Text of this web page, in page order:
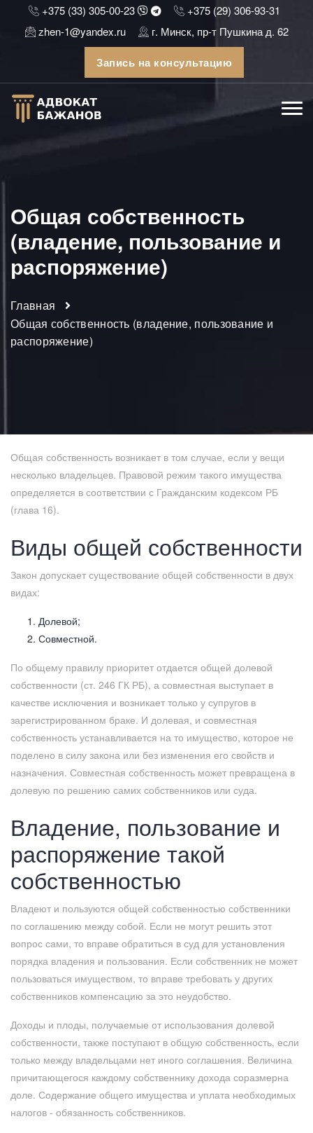
+375 (33) 305-00-23
+375 (29) 306-93-31
zhen-1@yandex.ru
г. Минск, пр-т Пушкина д. 62
Запись на консультацию
Общая собственность
(владение, пользование и
распоряжение)
Главная
Общая собственность (владение, пользование и
распоряжение)
Общая собственность возникает в том случае, если у вещи
несколько владельцев. Правовой режим такого имущества
определяется в соответствии с Гражданским кодексом РБ
(глава 16).
Виды общей собственности
Закон допускает существование общей собственности в двух
видах:
Долевой;
Совместной.
По общему правилу приоритет отдается общей долевой
собственности (ст. 246 ГК РБ), а совместная выступает в
качестве исключения и возникает только у супругов в
зарегистрированном браке. И долевая, и совместная
собственность устанавливается на то имущество, которое не
поделено в силу закона или без изменения его свойств и
назначения. Совместная собственность может превращена в
долевую по решению самих собственников или суда.
Владение, пользование и
распоряжение такой
собственностью
Владеют и пользуются общей собственностью собственники
по соглашению между собой. Если не могут решить этот
вопрос сами, то вправе обратиться в суд для установления
порядка владения и пользования. Если собственник не может
пользоваться имуществом, то вправе требовать у других
собственников компенсацию за это неудобство.
Доходы и плоды, получаемые от использования долевой
собственности, также поступают в общую собственность, если
только между владельцами нет иного соглашения. Величина
причитающегося каждому собственнику дохода соразмерна
доле. Содержание общего имущества и уплата необходимых
налогов - обязанность собственников.